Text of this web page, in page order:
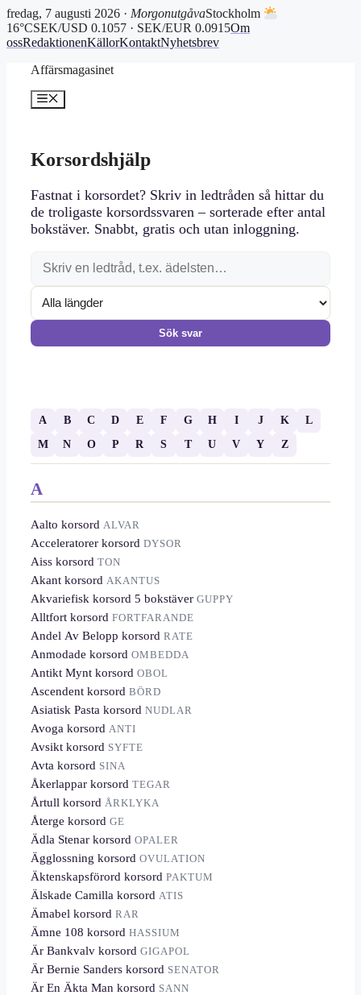
fredag, 7 augusti 2026 · MorgonutgåvaStockholm
16°CSEK/USD 0.1057 · SEK/EUR 0.0915Om
ossRedaktionenKällorKontaktNyhetsbrev
Affärsmagasinet
Meny
Korsordshjälp
Fastnat i korsordet? Skriv in ledtråden så hittar du
de troligaste korsordssvaren – sorterade efter antal
bokstäver. Snabbt, gratis och utan inloggning.
Sök svar
A B C D E F G H I J K
L
M
N O P R S T U V Y Z
A
Aalto korsord ALVAR
Acceleratorer korsord DYSOR
Aiss korsord TON
Akant korsord AKANTUS
Akvariefisk korsord 5 bokstäver GUPPY
Alltfort korsord FORTFARANDE
Andel Av Belopp korsord RATE
Anmodade korsord OMBEDDA
Antikt Mynt korsord OBOL
Ascendent korsord BÖRD
Asiatisk Pasta korsord NUDLAR
Avoga korsord ANTI
Avsikt korsord SYFTE
Avta korsord SINA
Åkerlappar korsord TEGAR
Årtull korsord ÅRKLYKA
Återge korsord GE
Ädla Stenar korsord OPALER
Ägglossning korsord OVULATION
Äktenskapsförord korsord PAKTUM
Älskade Camilla korsord ATIS
Ämabel korsord RAR
Ämne 108 korsord HASSIUM
Är Bankvalv korsord GIGAPOL
Är Bernie Sanders korsord SENATOR
Är En Äkta Man korsord SANN